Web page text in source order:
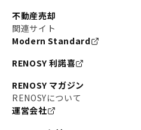
不動産売却
関連サイト
Modern Standard
RENOSY 利諾喜
RENOSY マガジン
RENOSYについて
運営会社